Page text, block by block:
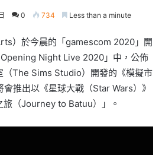
0 734 Less than a minute
）於今晨的「gamescom 2020」開
Night Live 2020」中，公佈
（The Sims Studio）開發的《模擬市
推出以《星球大戰（Star Wars）》
旅（Journey to Batuu）」。